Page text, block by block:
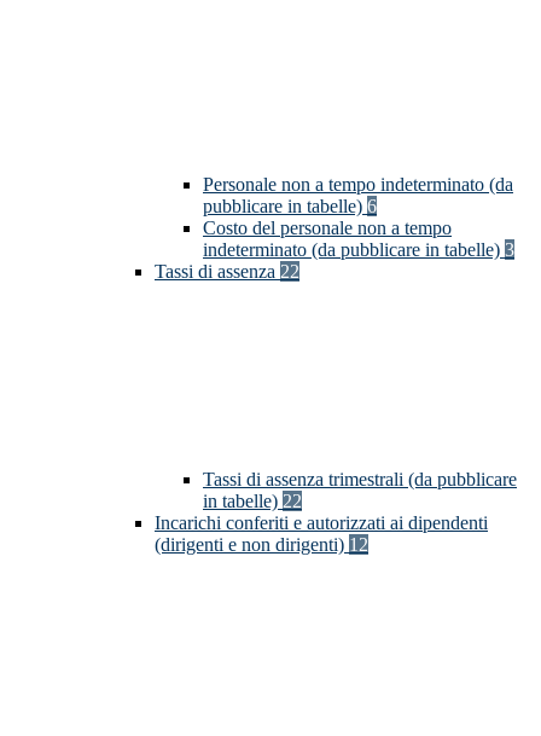
Personale non a tempo indeterminato (da
pubblicare in tabelle) 6
Costo del personale non a tempo
indeterminato (da pubblicare in tabelle) 3
Tassi di assenza 22
Tassi di assenza trimestrali (da pubblicare
in tabelle) 22
Incarichi conferiti e autorizzati ai dipendenti
(dirigenti e non dirigenti) 12